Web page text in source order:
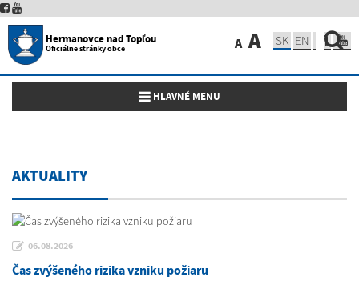
Hermanovce nad Topľou
Oficiálne stránky obce A A SK EN
Toggle navigation
HLAVNÉ MENU
AKTUALITY
06.08.2026
Čas zvýšeného rizika vzniku požiaru